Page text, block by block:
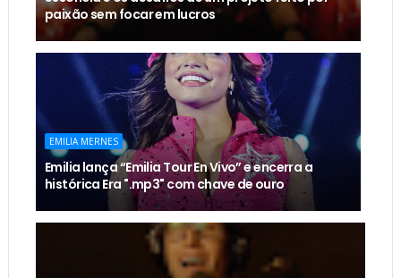
paixão sem focar em lucros
EMILIA MERNES
Emilia lança “Emilia Tour En Vivo” e encerra a
histórica Era ".mp3" com chave de ouro